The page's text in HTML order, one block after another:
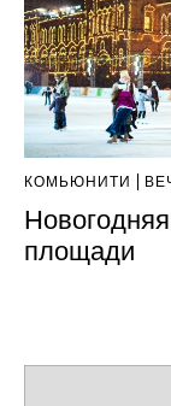
КОМЬЮНИТИ
площади